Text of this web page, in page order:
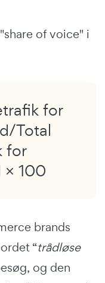
of voice" i
for
Total
for
× 100
brands
“trådløse
og den